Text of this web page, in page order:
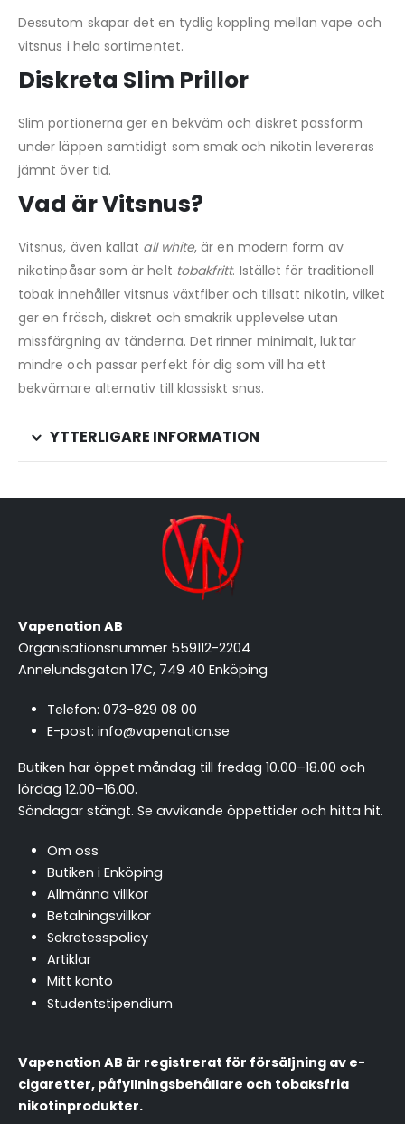
Dessutom skapar det en tydlig koppling mellan vape och
vitsnus i hela sortimentet.
Diskreta Slim Prillor
Slim portionerna ger en bekväm och diskret passform
under läppen samtidigt som smak och nikotin levereras
jämnt över tid.
Vad är Vitsnus?
Vitsnus, även kallat all white, är en modern form av
nikotinpåsar som är helt tobakfritt. Istället för traditionell
tobak innehåller vitsnus växtfiber och tillsatt nikotin, vilket
ger en fräsch, diskret och smakrik upplevelse utan
missfärgning av tänderna. Det rinner minimalt, luktar
mindre och passar perfekt för dig som vill ha ett
bekvämare alternativ till klassiskt snus.
YTTERLIGARE INFORMATION
Vapenation AB
Organisationsnummer 559112-2204
Annelundsgatan 17C, 749 40 Enköping
Telefon: 073-829 08 00
E-post: info@vapenation.se
Butiken har öppet måndag till fredag 10.00–18.00 och
lördag 12.00–16.00.
Söndagar stängt. Se avvikande öppettider och hitta hit.
Om oss
Butiken i Enköping
Allmänna villkor
Betalningsvillkor
Sekretesspolicy
Artiklar
Mitt konto
Studentstipendium
Vapenation AB är registrerat för försäljning av e-
cigaretter, påfyllningsbehållare och tobaksfria
nikotinprodukter.